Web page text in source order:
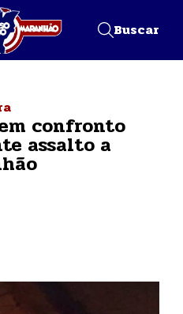
Buscar
confronto
assalto a